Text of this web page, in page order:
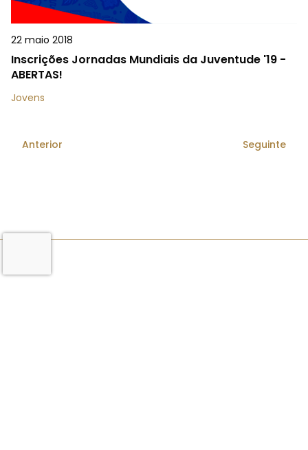
22 maio 2018
Inscrições Jornadas Mundiais da Juventude '19 -
ABERTAS!
Jovens
Anterior Seguinte